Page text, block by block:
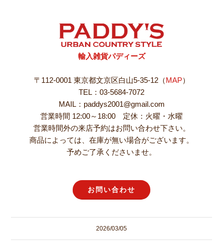
輸入雑貨パディーズ
〒112-0001 東京都文京区白山5-35-12（MAP）
TEL：03-5684-7072
MAIL：paddys2001@gmail.com
営業時間 12:00～18:00 定休：火曜・水曜
営業時間外の来店予約はお問い合わせ下さい。
商品によっては、在庫が無い場合がございます。
予めご了承くださいませ。
お問い合わせ
2026/03/05